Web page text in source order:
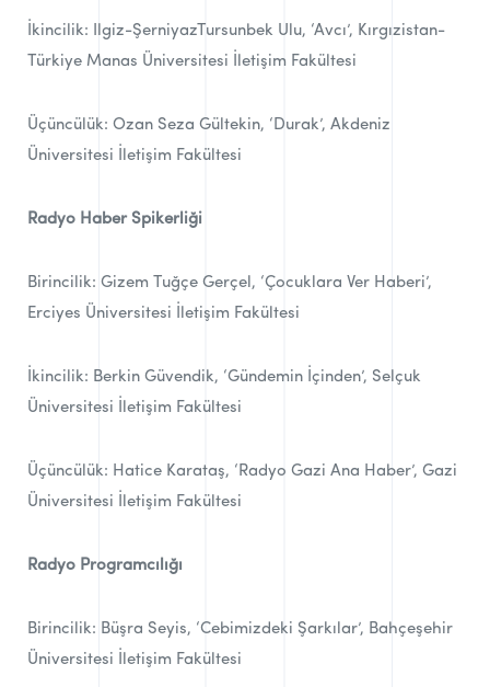
İkincilik: Ilgiz-ŞerniyazTursunbek Ulu, ‘Avcı’, Kırgızistan-
Türkiye Manas Üniversitesi İletişim Fakültesi
Üçüncülük: Ozan Seza Gültekin, ‘Durak’, Akdeniz
Üniversitesi İletişim Fakültesi
Radyo Haber Spikerliği
Birincilik: Gizem Tuğçe Gerçel, ‘Çocuklara Ver Haberi’,
Erciyes Üniversitesi İletişim Fakültesi
İkincilik: Berkin Güvendik, ‘Gündemin İçinden’, Selçuk
Üniversitesi İletişim Fakültesi
Üçüncülük: Hatice Karataş, ‘Radyo Gazi Ana Haber’, Gazi
Üniversitesi İletişim Fakültesi
Radyo Programcılığı
Birincilik: Büşra Seyis, ‘Cebimizdeki Şarkılar’, Bahçeşehir
Üniversitesi İletişim Fakültesi